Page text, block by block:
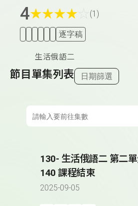
4★★★★ (1)
逐字稿
生活俄語二
節目單集列表 日期篩選
130- 生活俄語二 第二
140 課程結束
2025-09-05